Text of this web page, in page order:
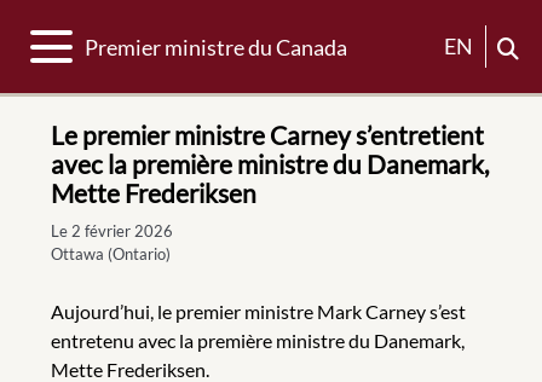
Basculer la navigation
Premier ministre du Canada EN
Le premier ministre Carney s’entretient
avec la première ministre du Danemark,
Mette Frederiksen
Le 2 février 2026
Ottawa (Ontario)
Aujourd’hui, le premier ministre Mark Carney s’est
entretenu avec la première ministre du Danemark,
Mette Frederiksen.